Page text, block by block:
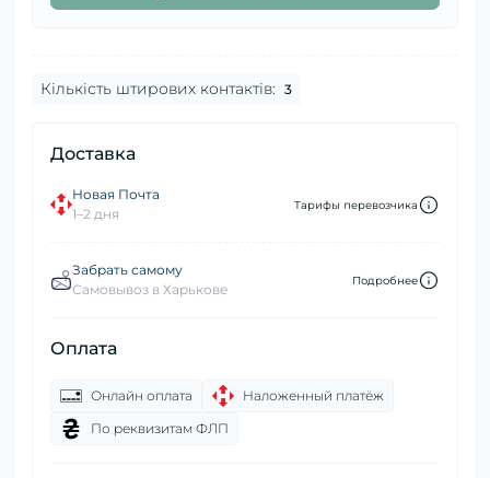
Кількість штирових контактів: 3
Доставка
Новая Почта
1–2 дня
Тарифы перевозчика
Забрать самому
Самовывоз в Харькове
Подробнее
Оплата
Онлайн оплата
Наложенный платёж
По реквизитам ФЛП